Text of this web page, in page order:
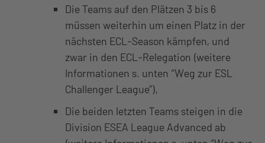
Die Teams auf den Plätzen 3 bis 6
müssen weiterhin um einen Platz in der
nächsten ECL-Season kämpfen, und
zwar in den ECL-Relegation (weitere
Informationen s. unten “Weg zur ESL
Challenger League”),
Die beiden letzten Teams steigen in die
Division ESEA League Advanced ab